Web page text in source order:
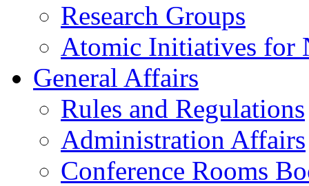
Research Groups
Atomic Initiatives for
General Affairs
Rules and Regulations
Administration Affairs
Conference Rooms